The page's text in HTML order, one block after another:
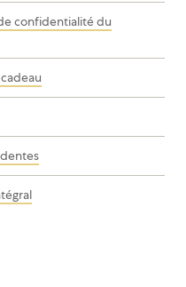
confidentialité du